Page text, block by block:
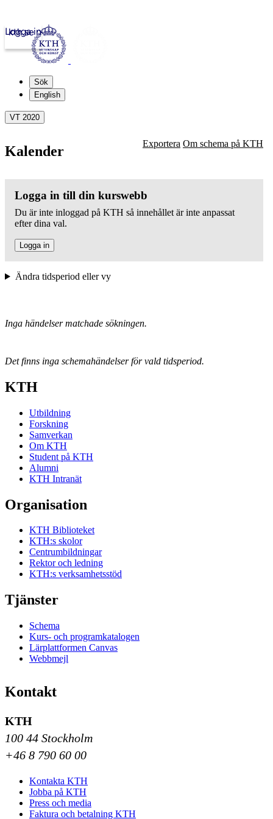
kth.se
Logga in
Sök
English
VT 2020
Kalender Exportera Om schema på KTH
Logga in till din kurswebb
Du är inte inloggad på KTH så innehållet är inte anpassat
efter dina val.
Logga in
Ändra tidsperiod eller vy
Inga händelser matchade sökningen.
Det finns inga schemahändelser för vald tidsperiod.
KTH
Utbildning
Forskning
Samverkan
Om KTH
Student på KTH
Alumni
KTH Intranät
Organisation
KTH Biblioteket
KTH:s skolor
Centrumbildningar
Rektor och ledning
KTH:s verksamhetsstöd
Tjänster
Schema
Kurs- och programkatalogen
Lärplattformen Canvas
Webbmejl
Kontakt
KTH
100 44 Stockholm
+46 8 790 60 00
Kontakta KTH
Jobba på KTH
Press och media
Faktura och betalning KTH